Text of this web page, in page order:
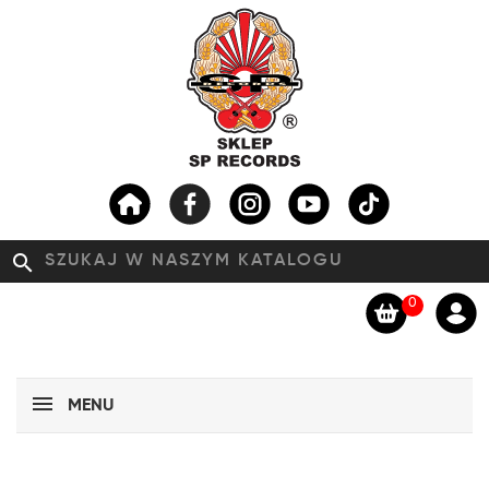
search
0
MENU